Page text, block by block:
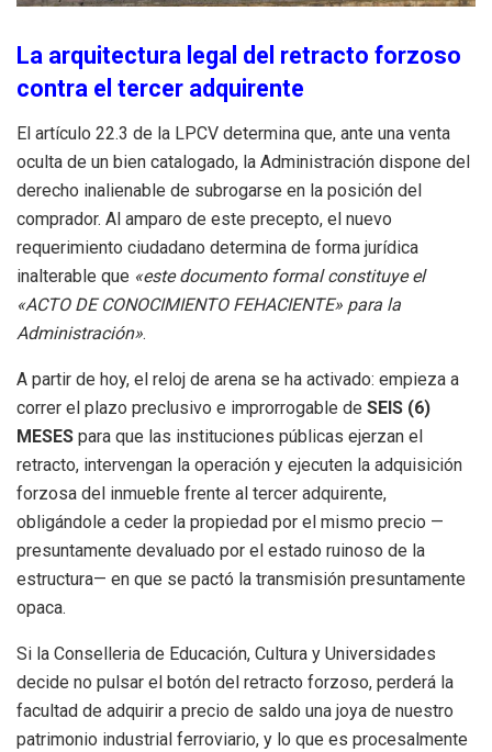
La arquitectura legal del retracto forzoso
contra el tercer adquirente
El artículo 22.3 de la LPCV determina que, ante una venta
oculta de un bien catalogado, la Administración dispone del
derecho inalienable de subrogarse en la posición del
comprador. Al amparo de este precepto, el nuevo
requerimiento ciudadano determina de forma jurídica
inalterable que «este documento formal constituye el
«ACTO DE CONOCIMIENTO FEHACIENTE» para la
Administración».
A partir de hoy, el reloj de arena se ha activado: empieza a
correr el plazo preclusivo e improrrogable de SEIS (6)
MESES para que las instituciones públicas ejerzan el
retracto, intervengan la operación y ejecuten la adquisición
forzosa del inmueble frente al tercer adquirente,
obligándole a ceder la propiedad por el mismo precio —
presuntamente devaluado por el estado ruinoso de la
estructura— en que se pactó la transmisión presuntamente
opaca.
Si la Conselleria de Educación, Cultura y Universidades
decide no pulsar el botón del retracto forzoso, perderá la
facultad de adquirir a precio de saldo una joya de nuestro
patrimonio industrial ferroviario, y lo que es procesalmente